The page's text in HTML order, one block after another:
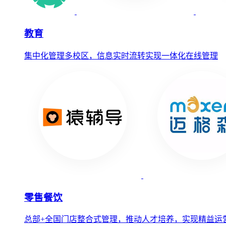
教育
集中化管理多校区，信息实时流转实现一体化在线管理
零售餐饮
总部+全国门店整合式管理，推动人才培养，实现精益运